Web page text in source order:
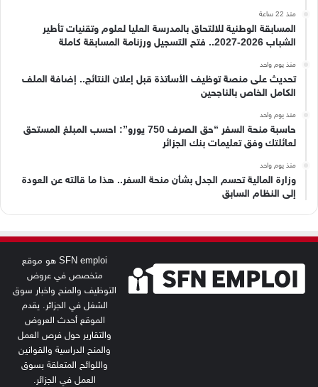
منذ 22 ساعة
المسابقة الوطنية للالتحاق بالمدرسة العليا لعلوم وتقنيات تأطير
الشباب 2026-2027.. فتح التسجيل ورزنامة المسابقة كاملة
منذ يوم واحد
تحديث على منصة توظيف الأساتذة قبل إعلان النتائج.. إضافة الملف
الكامل الخاص بالناجحين
منذ يوم واحد
حاسبة منحة السفر “حق الصرف 750 يورو”: احسب المبلغ المستحق
لعائلتك وفق تعليمات بنك الجزائر
منذ يوم واحد
وزارة المالية تحسم الجدل بشأن منحة السفر.. هذا ما قالته عن العودة
إلى النظام السابق
SFN emploi هو موقع
متخصص في عروض
التوظيف والمنح واخبار سوق
الشغل في الجزائر. يقدم
الموقع أحدث العروض
والتقارير حول فرص العمل
والمنح الدراسية والقوانين
واللوائح المتعلقة بسوق
العمل في الجزائر.